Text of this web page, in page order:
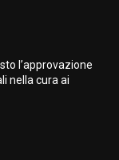
l’approvazione
nella cura ai